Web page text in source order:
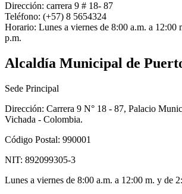
Dirección: carrera 9 # 18- 87
Teléfono: (+57) 8 5654324​
Horario: Lunes a viernes de 8:00 a.m. a 12:00
p.m.​
Alcaldía Municipal de
Sede Principal
Dirección: Carrera 9 N° 18 - 87, Palacio
Vichada - Colombia.
Código Postal: 990001
NIT: 892099305-3
Lunes a viernes de 8:00 a.m. a 12:00 m. y de